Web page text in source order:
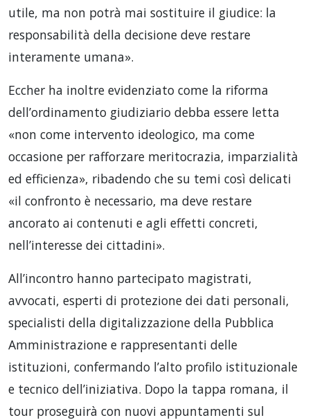
utile, ma non potrà mai sostituire il giudice: la
responsabilità della decisione deve restare
interamente umana».
Eccher ha inoltre evidenziato come la riforma
dell’ordinamento giudiziario debba essere letta
«non come intervento ideologico, ma come
occasione per rafforzare meritocrazia, imparzialità
ed efficienza», ribadendo che su temi così delicati
«il confronto è necessario, ma deve restare
ancorato ai contenuti e agli effetti concreti,
nell’interesse dei cittadini».
All’incontro hanno partecipato magistrati,
avvocati, esperti di protezione dei dati personali,
specialisti della digitalizzazione della Pubblica
Amministrazione e rappresentanti delle
istituzioni, confermando l’alto profilo istituzionale
e tecnico dell’iniziativa. Dopo la tappa romana, il
tour proseguirà con nuovi appuntamenti sul